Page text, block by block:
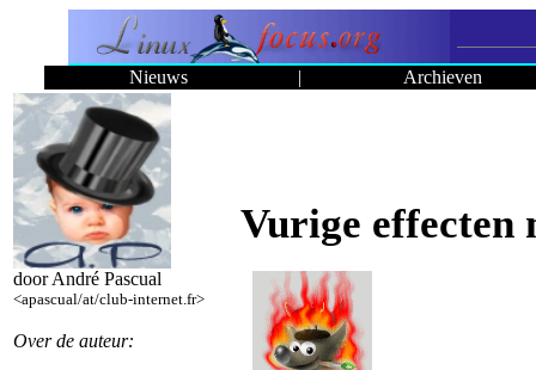
Nieuws | Archieven
door André Pascual
<apascual/at/club-internet.fr>
Over de auteur:
Vurige effecten